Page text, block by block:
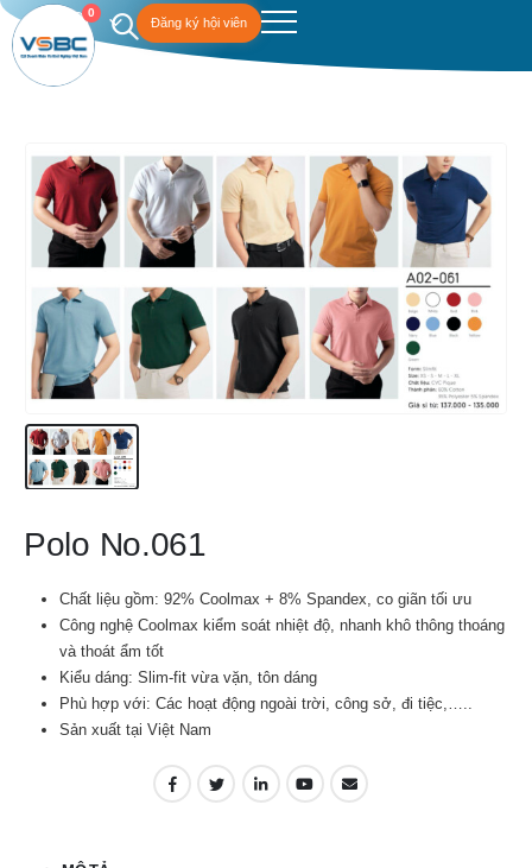
0
Đăng ký hội viên
Polo No.061
Chất liệu gồm: 92% Coolmax + 8% Spandex, co giãn tối ưu
Công nghệ Coolmax kiểm soát nhiệt độ, nhanh khô thông thoáng
và thoát ẩm tốt
Kiểu dáng: Slim-fit vừa vặn, tôn dáng
Phù hợp với: Các hoạt động ngoài trời, công sở, đi tiệc,…..
Sản xuất tại Việt Nam